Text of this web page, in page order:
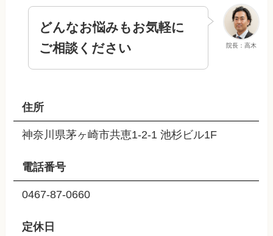
院長：高木
どんなお悩みもお気軽に
ご相談ください
住所
神奈川県茅ヶ崎市共恵1-2-1 池杉ビル1F
電話番号
0467-87-0660
定休日